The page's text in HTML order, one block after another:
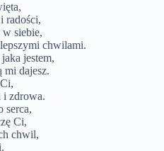
radości,
siebie,
chwilami.
jestem,
mi dajesz.
i zdrowa.
serca,
Ci,
chwil,